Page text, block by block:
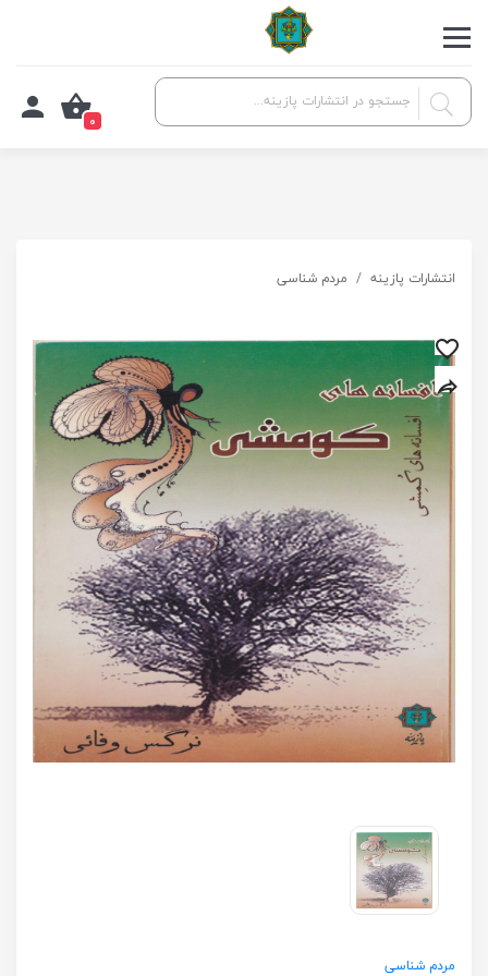
0
انتشارات پازینه مردم شناسی
مردم شناسی